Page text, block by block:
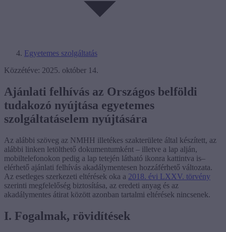
Egyetemes szolgáltatás
Közzétéve: 2025. október 14.
Ajánlati felhívás az Országos belföldi
tudakozó nyújtása egyetemes
szolgáltatáselem nyújtására
Az alábbi szöveg az NMHH illetékes szakterülete által készített, az
alábbi linken letölthető dokumentumként – illetve a lap alján,
mobiltelefonokon pedig a lap tetején látható ikonra kattintva is–
elérhető ajánlati felhívás akadálymentesen hozzáférhető változata.
Az esetleges szerkezeti eltérések oka a 2018. évi LXXV. törvény
szerinti megfelelőség biztosítása, az eredeti anyag és az
akadálymentes átirat között azonban tartalmi eltérések nincsenek.
I. Fogalmak, rövidítések